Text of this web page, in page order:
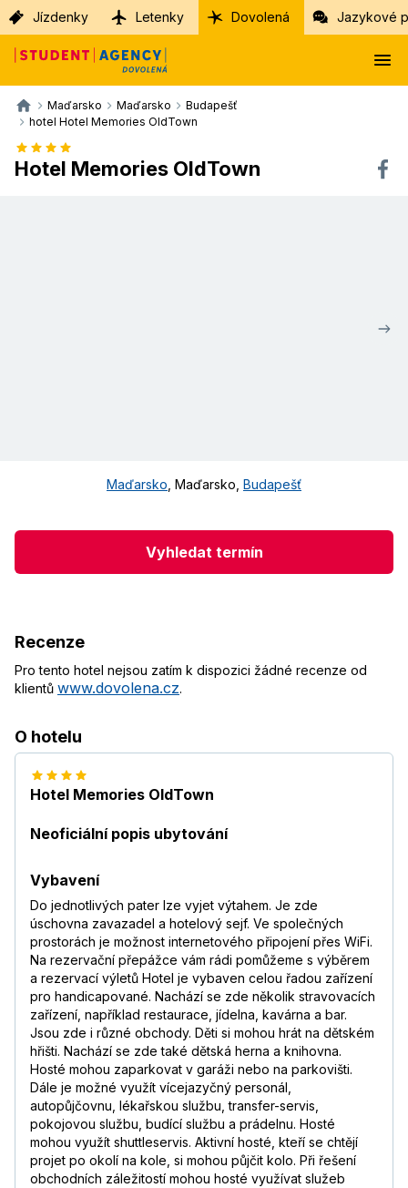
Jízdenky Letenky Dovolená Jazykové
Maďarsko Maďarsko
Budapešť
hotel Hotel Memories OldTown
Hotel Memories OldTown
Maďarsko Maďarsko Budapešť
Vyhledat termín
Recenze
Pro tento hotel nejsou zatím k dispozici žádné recenze od
klientů www.dovolena.cz.
O hotelu
Hotel Memories OldTown
Neoficiální popis ubytování
Vybavení
Do jednotlivých pater lze vyjet výtahem. Je zde
úschovna zavazadel a hotelový sejf. Ve společných
prostorách je možnost internetového připojení přes WiFi.
Na rezervační přepážce vám rádi pomůžeme s výběrem
a rezervací výletů Hotel je vybaven celou řadou zařízení
pro handicapované. Nachází se zde několik stravovacích
zařízení, například restaurace, jídelna, kavárna a bar.
Jsou zde i různé obchody. Děti si mohou hrát na dětském
hřišti. Nachází se zde také dětská herna a knihovna.
Hosté mohou zaparkovat v garáži nebo na parkovišti.
Dále je možné využít vícejazyčný personál,
autopůjčovnu, lékařskou službu, transfer-servis,
pokojovou službu, budící službu a prádelnu. Hosté
mohou využít shuttleservis. Aktivní hosté, kteří se chtějí
projet po okolí na kole, si mohou půjčit kolo. Při řešení
obchodních záležitostí mohou hosté využívat služeb